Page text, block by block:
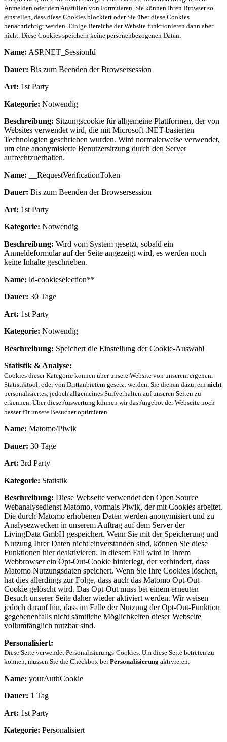
Anmelden oder dem Ausfüllen von Formularen. Sie können Ihren Browser so
einstellen, dass diese Cookies blockiert oder Sie über diese Cookies
benachrichtigt werden. Einige Bereiche der Website funktionieren dann aber
nicht. Diese Cookies speichern keine personenbezogenen Daten.
Name: ASP.NET_SessionId
Dauer: Bis zum Beenden der Browsersession
Art: 1st Party
Kategorie: Notwendig
Beschreibung: Sitzungscookie für allgemeine Plattformen, der von
Websites verwendet wird, die mit Microsoft .NET-basierten
Technologien geschrieben wurden. Wird normalerweise verwendet,
um eine anonymisierte Benutzersitzung durch den Server
aufrechtzuerhalten.
Name: __RequestVerificationToken
Dauer: Bis zum Beenden der Browsersession
Art: 1st Party
Kategorie: Notwendig
Beschreibung: Wird vom System gesetzt, sobald ein
Anmeldeformular auf der Seite angezeigt wird, es werden noch
keine Inhalte geschrieben.
Name: ld-cookieselection**
Dauer: 30 Tage
Art: 1st Party
Kategorie: Notwendig
Beschreibung: Speichert die Einstellung der Cookie-Auswahl
Statistik & Analyse:
Cookies dieser Kategorie können über unsere Website von unserem eigenem
Statistiktool, oder von Drittanbietern gesetzt werden. Sie dienen dazu, ein nicht
personalisiertes, jedoch allgemeines Surfverhalten auf unseren Seiten zu
erkennen. Über diese Auswertung können wir das Angebot der Webseite noch
besser für unsere Besucher optimieren.
Name: Matomo/Piwik
Dauer: 30 Tage
Art: 3rd Party
Kategorie: Statistik
Beschreibung: Diese Webseite verwendet den Open Source
Webanalysedienst Matomo, vormals Piwik, der mit Cookies arbeitet.
Die durch Matomo erhobenen Daten werden anonymisiert und zu
Analysezwecken in unserem Auftrag auf dem Server der
LivingData GmbH gespeichert. Wenn Sie mit der Speicherung und
Nutzung Ihrer Daten nicht einverstanden sind, können Sie diese
Funktionen hier deaktivieren. In diesem Fall wird in Ihrem
Webbrowser ein Opt-Out-Cookie hinterlegt, der verhindert, dass
Matomo Nutzungsdaten speichert. Wenn Sie Ihre Cookies löschen,
hat dies allerdings zur Folge, dass auch das Matomo Opt-Out-
Cookie gelöscht wird. Das Opt-Out muss bei einem erneuten
Besuch unserer Seite daher wieder aktiviert werden. Wir weisen
jedoch darauf hin, dass im Falle der Nutzung der Opt-Out-Funktion
gegebenenfalls nicht sämtliche Möglichkeiten dieser Webseite
vollumfänglich nutzbar sind.
Personalisiert:
Diese Seite verwendet Personalisierungs-Cookies. Um diese Seite betreten zu
können, müssen Sie die Checkbox bei Personalisierung aktivieren.
Name: yourAuthCookie
Dauer: 1 Tag
Art: 1st Party
Kategorie: Personalisiert